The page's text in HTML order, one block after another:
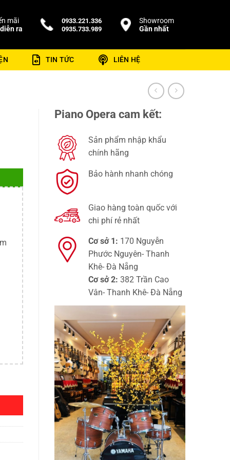
mãi
ra
0933.221.336
0935.733.989
Showroom
Gần nhất
TIN TỨC LIÊN HỆ
Piano Opera cam kết:
Sản phẩm nhập khẩu
chính hãng
Bảo hành nhanh chóng
Giao hàng toàn quốc với
chi phí rẻ nhất
Cơ sở 1: 170 Nguyễn
Phước Nguyên- Thanh
Khê- Đà Nẵng
Cơ sở 2: 382 Trần Cao
Vân- Thanh Khê- Đà Nẵng